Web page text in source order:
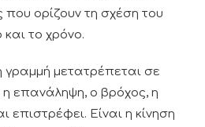
ορίζουν τη σχέση του
το χρόνο.
γραμμή μετατρέπεται σε
η επανάληψη, ο βρόχος, η
επιστρέφει. Είναι η κίνηση